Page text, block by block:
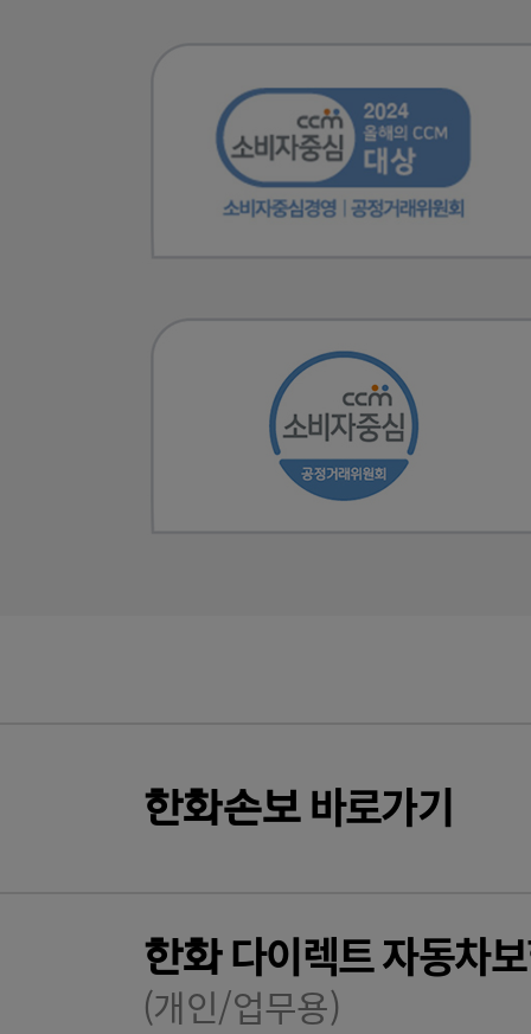
한화손보바로가기
한화다이렉트 자동차
(개인/업무용)